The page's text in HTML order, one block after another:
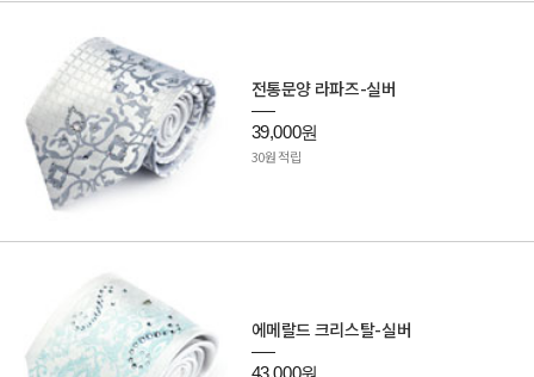
전통문양 라파즈-실버
39,000원
30원 적립
에메랄드 크리스탈-실버
43,000원